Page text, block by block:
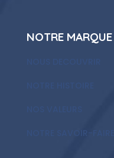
NOTRE MARQUE
NOTRE SAVOIR-FAIRE